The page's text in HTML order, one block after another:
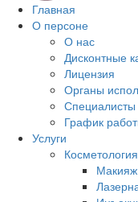
Главная
О персоне
О нас
Дисконтные
Лицензия
Органы
Специалисты
График
Услуги
Косметология
Макияж